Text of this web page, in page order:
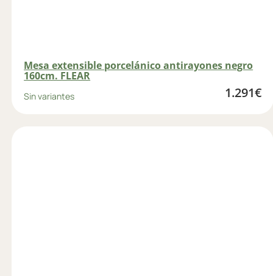
Mesa extensible porcelánico antirayones negro
160cm. FLEAR
Sin variantes 1.291€